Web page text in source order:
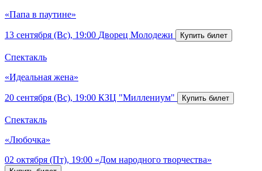
«Папа в паутине»
13 сентября (Вс), 19:00 Дворец Молодежи
Спектакль
«Идеальная жена»
20 сентября (Вс), 19:00 КЗЦ "Миллениум"
Спектакль
«Любочка»
02 октября (Пт), 19:00 «Дом народного творчества»